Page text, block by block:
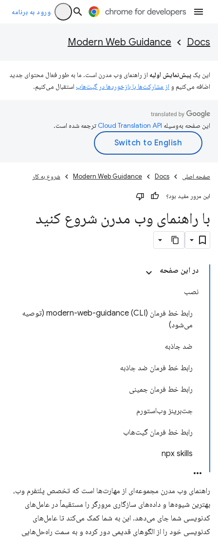
ورود به برنامه
Docs
Modern Web Guidance
این یک پیش‌نمایش اولیه از راهنمای وب مدرن است. ما به طور فعال محتوای جدید
اضافه می‌کنیم و از مشارکت‌ها یا بازخوردها در گیت‌هاب استقبال می‌کنیم.
این صفحه به‌وسیله ترجمه شده است.
صفحه اصلی Docs
Modern Web Guidance شروع به کار
این مرور مفید بود؟
با راهنمای وب مدرن شروع کنید
در این صفحه
نصب
رابط خط فرمان (CLI) modern-web-guidance (توصیه
می‌شود)
ضد جاذبه
رابط خط فرمان ضد جاذبه
رابط خط فرمان جمینی
جت‌برینز وب‌استورم
رابط خط فرمان گیت‌هاب
npx skills
راهنمای وب مدرن مجموعه‌ای از مهارت‌ها است که تخصص پلتفرم وب،
بهترین شیوه‌ها و داده‌های سازگاری مرورگر را مستقیماً در عامل‌های
کدنویسی شما جای می‌دهد. این به شما کمک می‌کند تا عامل‌های
کدنویسی خود را از الگوهای قدیمی دور کرده و به سمت راه‌حل‌هایی